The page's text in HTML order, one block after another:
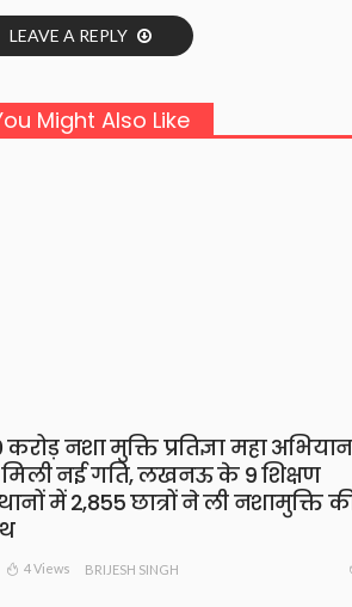
LEAVE A REPLY
Might Also Like
करोड़ नशा मुक्ति प्रतिज्ञा महा
नई गति, लखनऊ के 9 शिक्षण
में 2,855 छात्रों ने ली नशामुक्ति
4 Views BRIJESH SINGH